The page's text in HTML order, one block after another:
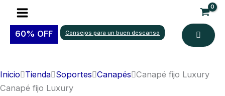
contenido
Consejos para un buen descanso
60% OFF
Inicio Tienda Soportes Canapés Canapé fijo Luxury
Canapé fijo Luxury